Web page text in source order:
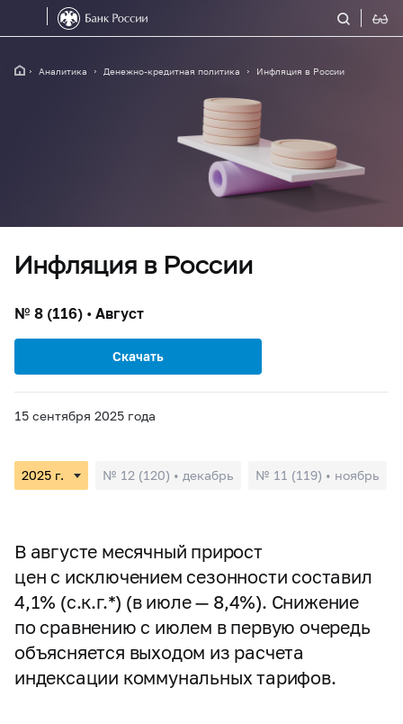
Аналитика Денежно-кредитная политика Инфляция в России
Инфляция в России
№ 8 (116) • Август
Скачать
15 сентября 2025 года
№ 12 (120) • декабрь № 11 (119) • ноябрь
В августе месячный прирост
цен с исключением сезонности составил
4,1% (с.к.г.*) (в июле — 8,4%). Снижение
по сравнению с июлем в первую очередь
объясняется выходом из расчета
индексации коммунальных тарифов.